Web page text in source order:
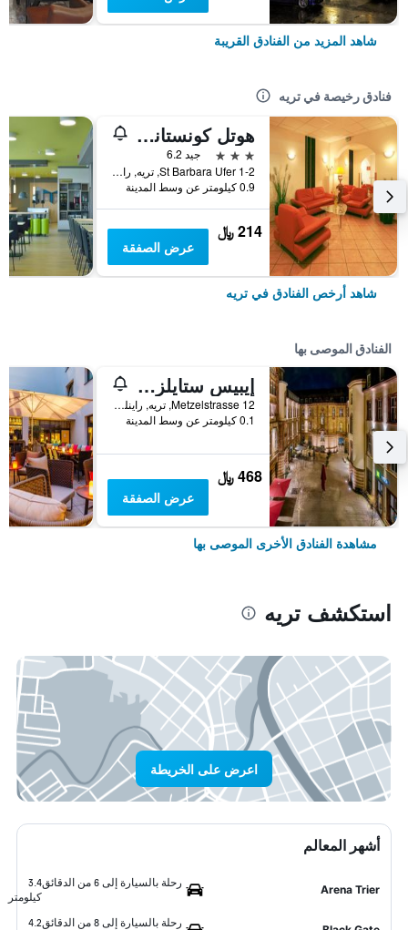
شاهد المزيد من الفنادق القريبة
فنادق رخيصة في تريه
هوتل كونستانتين
3 نجوم
جيد 6.2
St Barbara Ufer 1-2, تريه, راينلند بالاتينات, ألمانيا
0.9 كيلومتر عن وسط المدينة
214 ﷼
عرض الصفقة
شاهد أرخص الفنادق في تريه
الفنادق الموصى بها
إيبيس ستايلز ترير
Metzelstrasse 12, تريه, راينلند بالاتينات, ألمانيا
0.1 كيلومتر عن وسط المدينة
468 ﷼
عرض الصفقة
مشاهدة الفنادق الأخرى الموصى بها
استكشف تريه
اعرض على الخريطة
أشهر المعالم
Arena Trier
رحلة بالسيارة إلى 6 من الدقائق
3.4
كيلومتر
رحلة بالسيارة إلى 8 من الدقائق
4.2